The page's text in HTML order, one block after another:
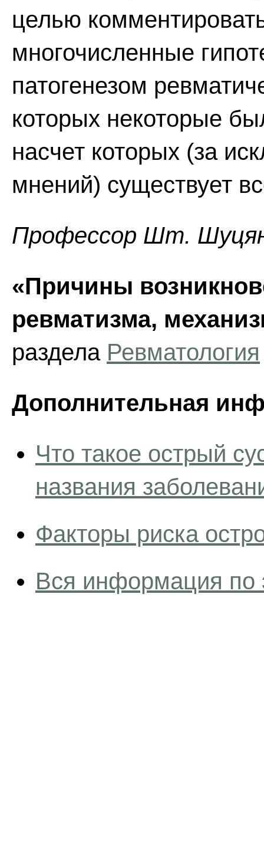
целью
многочисленные
патогенезом
которых некоторые
насчет которых (за
мнений) существует
Профессор Шт.
«Причины
ревматизма,
раздела Ревматология
Дополнительная
Что такое острый
названия
Факторы риска
Вся информация по